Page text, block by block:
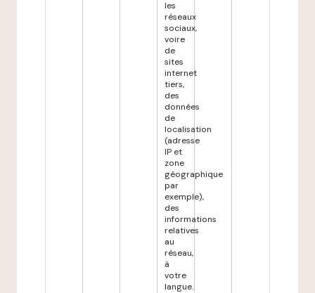
les
réseaux
sociaux,
voire
de
sites
internet
tiers,
des
données
de
localisation
(adresse
IP et
zone
géographique
par
exemple),
des
informations
relatives
au
réseau,
à
votre
langue.